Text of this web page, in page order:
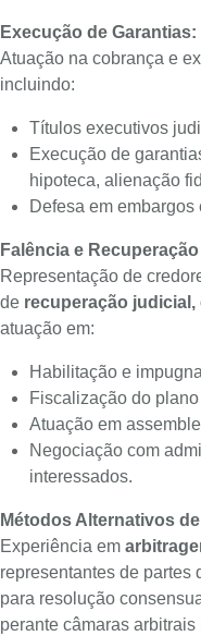
Execução de Garantias:
Atuação na cobrança e
incluindo:
Títulos executivos
Execução de
hipoteca, alienação
Defesa em
Falência e
Representação de
de recuperação
atuação em:
Habilitação e
Fiscalização do
Atuação em
Negociação com
interessados.
Métodos Alternativos
Experiência em
representantes de partes
para resolução
perante câmaras